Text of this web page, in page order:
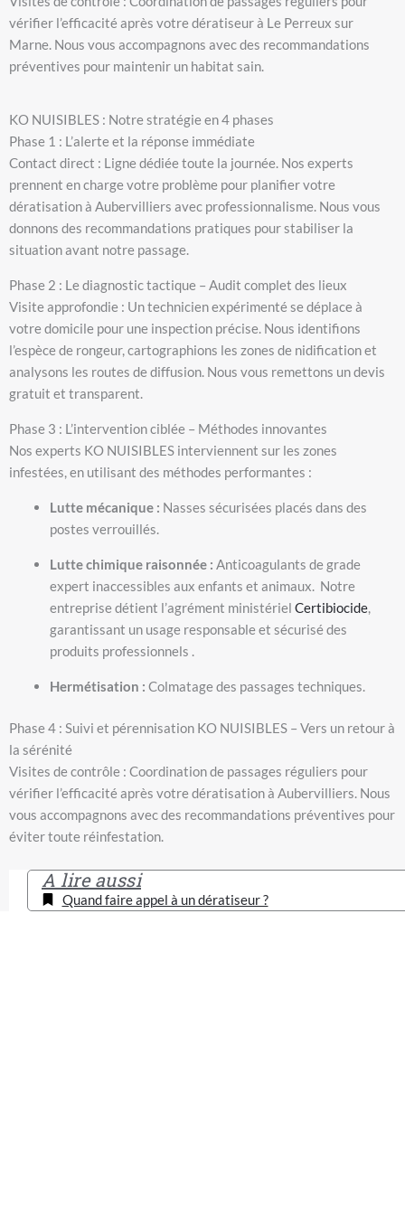
vérifier l’efficacité après votre dératiseur à Le Perreux sur
Marne. Nous vous accompagnons avec des recommandations
préventives pour maintenir un habitat sain.
KO NUISIBLES : Notre stratégie en 4 phases
Phase 1 : L’alerte et la réponse immédiate
Contact direct : Ligne dédiée toute la journée. Nos experts
prennent en charge votre problème pour planifier votre
dératisation à Aubervilliers avec professionnalisme. Nous vous
donnons des recommandations pratiques pour stabiliser la
situation avant notre passage.
Phase 2 : Le diagnostic tactique – Audit complet des lieux
Visite approfondie : Un technicien expérimenté se déplace à
votre domicile pour une inspection précise. Nous identifions
l’espèce de rongeur, cartographions les zones de nidification et
analysons les routes de diffusion. Nous vous remettons un devis
gratuit et transparent.
Phase 3 : L’intervention ciblée – Méthodes innovantes
Nos experts KO NUISIBLES interviennent sur les zones
infestées, en utilisant des méthodes performantes :
Lutte mécanique : Nasses sécurisées placés dans des
postes verrouillés.
Lutte chimique raisonnée : Anticoagulants de grade
expert inaccessibles aux enfants et animaux.
Notre
entreprise détient l’agrément ministériel Certibiocide
garantissant un usage responsable et sécurisé des
produits professionnels
Hermétisation : Colmatage des passages techniques.
Phase 4 : Suivi et pérennisation KO NUISIBLES – Vers un retour à
la sérénité
Visites de contrôle : Coordination de passages réguliers pour
vérifier l’efficacité après votre dératisation à Aubervilliers. Nous
vous accompagnons avec des recommandations préventives pour
éviter toute réinfestation.
A lire aussi
Quand faire appel à un dératiseur ?